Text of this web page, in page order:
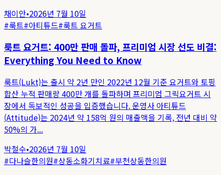
채이안•2026년 7월 10일
#룩트#아티튜드#룩트 요거트
룩트 요거트: 400만 판매 돌파, 프리미엄 시장 선도 비결:
Everything You Need to Know
룩트(Lukt)는 출시 약 2년 만인 2022년 12월 기준 요거트와 토핑
합산 누적 판매량 400만 개를 돌파하며 프리미엄 그릭요거트 시
장에서 독보적인 성공을 입증했습니다. 운영사 아티튜드
(Attitude)는 2024년 약 158억 원의 매출액을 기록, 전년 대비 약
50%의 가...
박철수•2026년 7월 10일
#다나슬한의원#상동소화기치료#부천상동한의원